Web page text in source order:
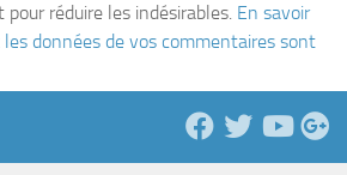
réduire les indésirables. En savoir
données de vos commentaires sont